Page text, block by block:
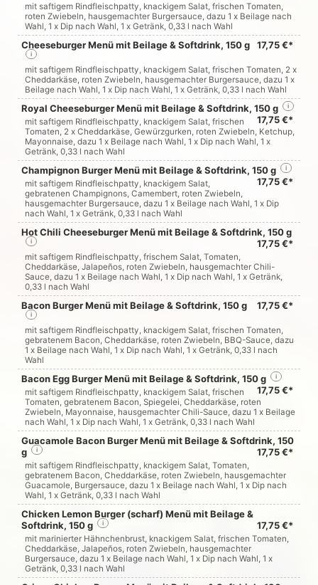
mit saftigem Rindfleischpatty, knackigem Salat, frischen Tomaten,
roten Zwiebeln, hausgemachter Burgersauce, dazu 1 x Beilage nach
Wahl, 1 x Dip nach Wahl, 1 x Getränk, 0,33 l nach Wahl
Cheeseburger Menü mit Beilage & Softdrink, 150 g 17,75 €*
i
mit saftigem Rindfleischpatty, knackigem Salat, frischen Tomaten, 2 x
Cheddarkäse, roten Zwiebeln, hausgemachter Burgersauce, dazu 1 x
Beilage nach Wahl, 1 x Dip nach Wahl, 1 x Getränk, 0,33 l nach Wahl
Royal Cheeseburger Menü mit Beilage & Softdrink, 150 g
17,75 €*
i
mit saftigem Rindfleischpatty, knackigem Salat, frischen
Tomaten, 2 x Cheddarkäse, Gewürzgurken, roten Zwiebeln, Ketchup,
Mayonnaise, dazu 1 x Beilage nach Wahl, 1 x Dip nach Wahl, 1 x
Getränk, 0,33 l nach Wahl
Champignon Burger Menü mit Beilage & Softdrink, 150 g
17,75 €*
i
mit saftigem Rindfleischpatty, knackigem Salat,
gebratenen Champignons, Camembert, roten Zwiebeln,
hausgemachter Burgersauce, dazu 1 x Beilage nach Wahl, 1 x Dip
nach Wahl, 1 x Getränk, 0,33 l nach Wahl
Hot Chili Cheeseburger Menü mit Beilage & Softdrink, 150 g
17,75 €*
i
mit saftigem Rindfleischpatty, frischem Salat, Tomaten,
Cheddarkäse, Jalapeños, roten Zwiebeln, hausgemachter Chili-
Sauce, dazu 1 x Beilage nach Wahl, 1 x Dip nach Wahl, 1 x Getränk,
0,33 l nach Wahl
Bacon Burger Menü mit Beilage & Softdrink, 150 g 17,75 €*
i
mit saftigem Rindfleischpatty, knackigem Salat, frischen Tomaten,
gebratenem Bacon, Cheddarkäse, roten Zwiebeln, BBQ-Sauce, dazu
1 x Beilage nach Wahl, 1 x Dip nach Wahl, 1 x Getränk, 0,33 l nach
Wahl
Bacon Egg Burger Menü mit Beilage & Softdrink, 150 g
17,75 €*
i
mit saftigem Rindfleischpatty, knackigem Salat, frischen
Tomaten, gebratenem Bacon, Spiegelei, Cheddarkäse, roten
Zwiebeln, Mayonnaise, hausgemachter Chili-Sauce, dazu 1 x Beilage
nach Wahl, 1 x Dip nach Wahl, 1 x Getränk, 0,33 l nach Wahl
Guacamole Bacon Burger Menü mit Beilage & Softdrink, 150
g
17,75 €*
i
mit saftigem Rindfleischpatty, knackigem Salat, Tomaten,
gebratenem Bacon, Cheddarkäse, roten Zwiebeln, hausgemachter
Guacamole, Burgersauce, dazu 1 x Beilage nach Wahl, 1 x Dip nach
Wahl, 1 x Getränk, 0,33 l nach Wahl
Chicken Lemon Burger (scharf) Menü mit Beilage &
Softdrink, 150 g
17,75 €*
i
mit marinierter Hähnchenbrust, knackigem Salat, frischen Tomaten,
Cheddarkäse, Jalapeños, roten Zwiebeln, hausgemachter
Burgersauce, dazu 1 x Beilage nach Wahl, 1 x Dip nach Wahl, 1 x
Getränk, 0,33 l nach Wahl